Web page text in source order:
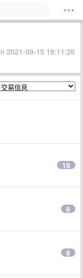
2021-09-15 18:11:26
18
6
8